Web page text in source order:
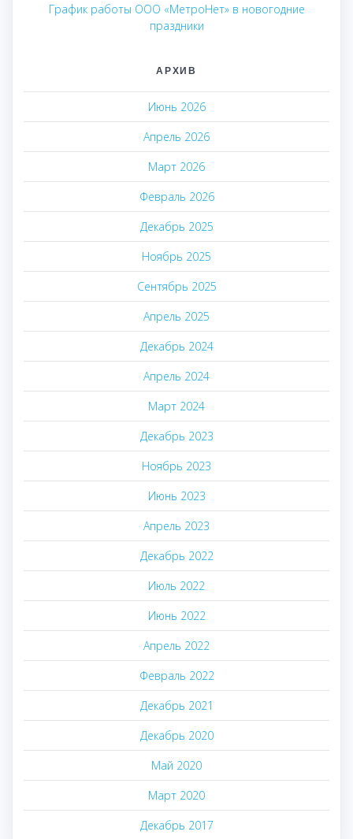
График работы ООО «МетроНет» в новогодние
праздники
АРХИВ
Июнь 2026
Апрель 2026
Март 2026
Февраль 2026
Декабрь 2025
Ноябрь 2025
Сентябрь 2025
Апрель 2025
Декабрь 2024
Апрель 2024
Март 2024
Декабрь 2023
Ноябрь 2023
Июнь 2023
Апрель 2023
Декабрь 2022
Июль 2022
Июнь 2022
Апрель 2022
Февраль 2022
Декабрь 2021
Декабрь 2020
Май 2020
Март 2020
Декабрь 2017